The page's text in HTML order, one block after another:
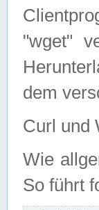
"wget"
dem
Curl und
Wie
So führt